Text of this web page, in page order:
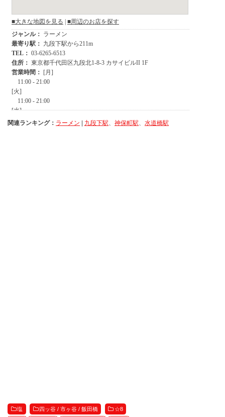
関連ランキング： ラーメン | 九段下駅 神保町駅 水道橋駅
塩 四ッ谷 / 市ヶ谷 / 飯田橋 ☆8